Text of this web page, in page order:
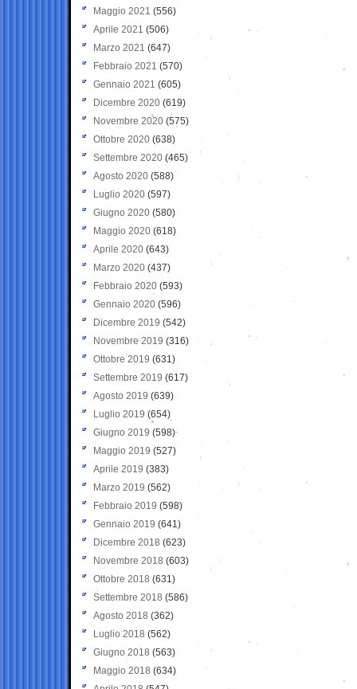
Maggio 2021 (556)
Aprile 2021 (506)
Marzo 2021 (647)
Febbraio 2021 (570)
Gennaio 2021 (605)
Dicembre 2020 (619)
Novembre 2020 (575)
Ottobre 2020 (638)
Settembre 2020(465)
Agosto 2020 (588)
Luglio 2020 (597)
Giugno 2020 (580)
Maggio 2020 (618)
Aprile 2020 (643)
Marzo 2020 (437)
Febbraio 2020 (593)
Gennaio 2020 (596)
Dicembre 2019 (542)
Novembre 2019 (316)
Ottobre 2019 (631)
Settembre 2019 (617)
Agosto 2019 (639)
Luglio 2019 (654)
Giugno 2019 (598)
Maggio 2019 (527)
Aprile 2019 (383)
Marzo 2019 (562)
Febbraio 2019 (598)
Gennaio 2019 (641)
Dicembre 2018 (623)
Novembre 2018 (603)
Ottobre 2018 (631)
Settembre 2018 (586)
Agosto 2018 (362)
Luglio 2018 (562)
Giugno 2018 (563)
Maggio 2018 (634)